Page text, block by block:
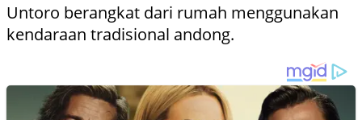
Untoro berangkat dari rumah menggunakan
kendaraan tradisional andong.